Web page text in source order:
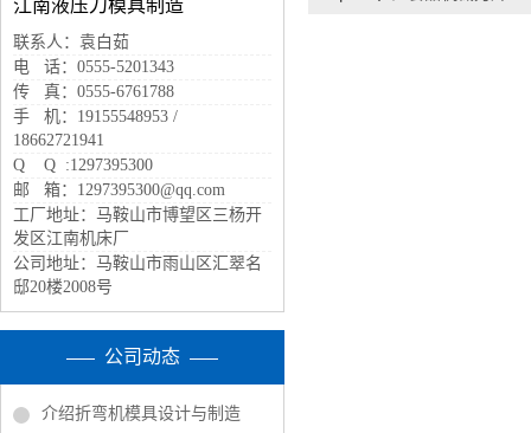
江南液压刀模具制造
联系人：袁白茹
电 话：0555-5201343
传 真：0555-6761788
手 机：19155548953 /
18662721941
Q Q :1297395300
邮 箱：1297395300@qq.com
工厂地址：马鞍山市博望区三杨开
发区江南机床厂
公司地址：马鞍山市雨山区汇翠名
邸20楼2008号
公司动态
介绍折弯机模具设计与制造